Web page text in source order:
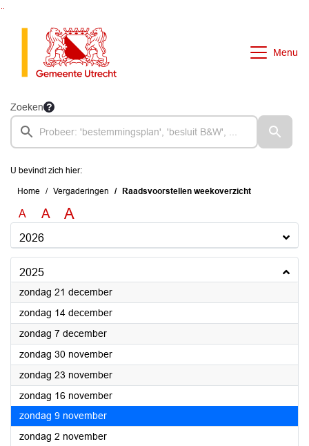
Menu
Zoeken
U bevindt zich hier:
Home Vergaderingen Raadsvoorstellen weekoverzicht
A A A
2026
2025
zondag 21 december2025
zondag 14 december2025
zondag 7 december2025
zondag 30 november2025
zondag 23 november2025
zondag 16 november2025
zondag 9 november2025
zondag 2 november2025